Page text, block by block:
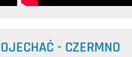
- CZERMNO